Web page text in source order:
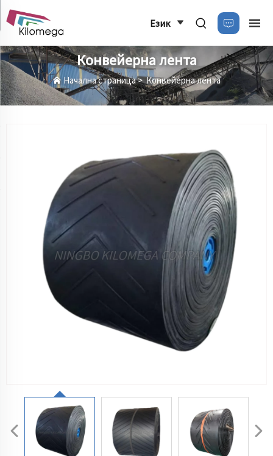
Език
Конвейерна лента
Начална страница>Конвейерна лента